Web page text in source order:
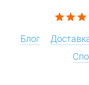
Блог